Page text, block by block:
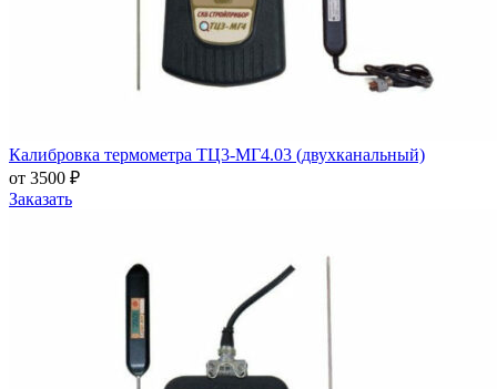
Калибровка термометра ТЦ3-МГ4.03 (двухканальный)
от 3500 ₽
Заказать